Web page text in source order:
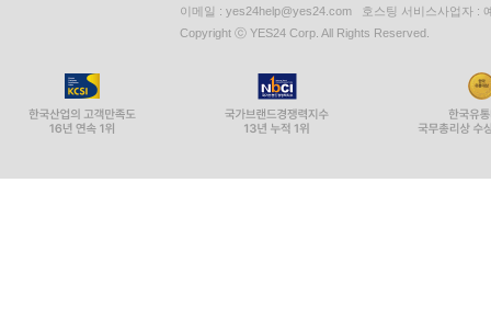
이메일 : yes24help@yes24.com 호스팅 서비스사업자 :
Copyright ⓒ YES24 Corp. All Rights Reserved.